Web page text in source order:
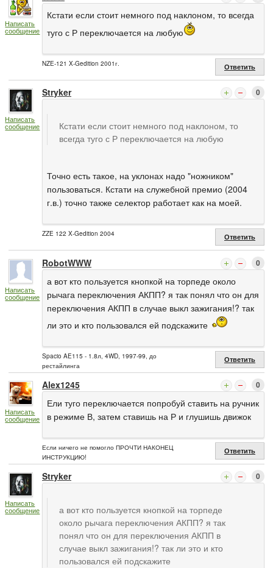
Написать
сообщение
Кстати если стоит немного под наклоном, то всегда
туго с Р переключается на любую
NZE-121 X-Gedition 2001г. Ответить
Написать
сообщение
Stryker 0
Кстати если стоит немного под наклоном, то
всегда туго с Р переключается на любую
Точно есть такое, на уклонах надо "ножником"
пользоваться. Кстати на служебной премио (2004
г.в.) точно также селектор работает как на моей.
ZZE 122 X-Gedition 2004 Ответить
Написать
сообщение
RobotWWW 0
а вот кто пользуется кнопкой на торпеде около
рычага переключения АКПП? я так понял что он для
переключения АКПП в случае выкл зажигания!? так
ли это и кто пользовался ей подскажите
Spacio AE115 - 1.8л, 4WD, 1997-99, до
рестайлинга
Ответить
Написать
сообщение
Alex1245 0
Ели туго переключается попробуй ставить на ручник
в режиме В, затем ставишь на Р и глушишь движок
Если ничего не помогло ПРОЧТИ НАКОНЕЦ
ИНСТРУКЦИЮ!
Ответить
Написать
сообщение
Stryker 0
а вот кто пользуется кнопкой на торпеде
около рычага переключения АКПП? я так
понял что он для переключения АКПП в
случае выкл зажигания!? так ли это и кто
пользовался ей подскажите